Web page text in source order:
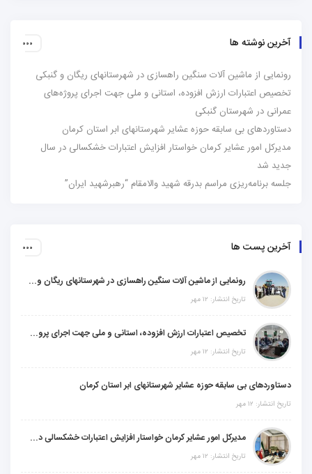
آخرین نوشته ها
رونمایی از ماشین آلات سنگین راهسازی در شهرستانهای ریگان و گنبکی
تخصیص اعتبارات ارزش افزوده، استانی و ملی جهت اجرای پروژه‌های
عمرانی در شهرستان گنبکی
دستاوردهای بی سابقه حوزه عشایر شهرستانهای ابر استان کرمان
مدیرکل امور عشایر کرمان خواستار افزایش اعتبارات خشکسالی در سال
جدید شد
جلسه برنامه‌ریزی مراسم بدرقه شهید والامقام “رهبرشهید ایران”
آخرین پست ها
رونمایی از ماشین آلات سنگین راهسازی در شهرستانهای ریگان و گنبکی
تاریخ انتشار: ۱۲ مهر
تخصیص اعتبارات ارزش افزوده، استانی و ملی جهت اجرای پروژه‌های عمرانی در شهرستان گنبکی
تاریخ انتشار: ۱۲ مهر
دستاوردهای بی سابقه حوزه عشایر شهرستانهای ابر استان کرمان
تاریخ انتشار: ۱۲ مهر
مدیرکل امور عشایر کرمان خواستار افزایش اعتبارات خشکسالی در سال جدید شد
تاریخ انتشار: ۱۲ مهر